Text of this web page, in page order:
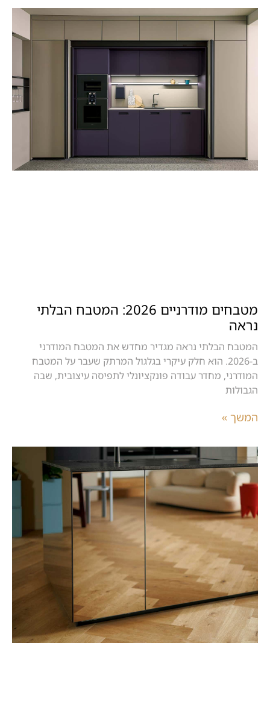
מטבחים מודרניים 2026: המטבח הבלתי
נראה
המטבח הבלתי נראה מגדיר מחדש את המטבח המודרני
ב-2026. הוא חלק עיקרי בגלגול המרתק שעבר על המטבח
המודרני, מחדר עבודה פונקציונלי לתפיסה עיצובית, שבה
הגבולות
המשך »